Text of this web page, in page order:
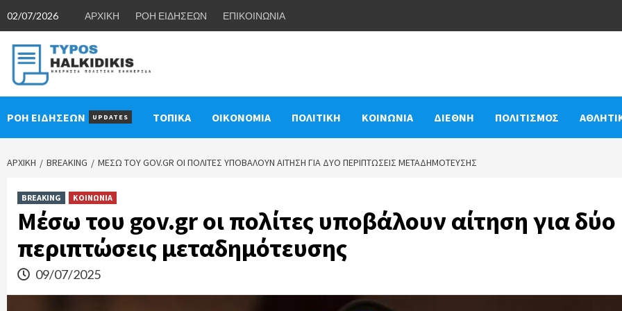
content
02/07/2026 ΑΡΧΙΚΗ ΡΟΗ ΕΙΔΗΣΕΩΝ ΕΠΙΚΟΙΝΩΝΙΑ
ΡΟΗ ΕΙΔΗΣΕΩΝ UPDATES ΤΟΠΙΚΑ ΟΙΚΟΝΟΜΙΑ ΠΟΛΙΤΙΚΗ ΚΟΙΝΩΝΙΑ ΔΙΕΘΝΗ ΠΟΛΙΤΙΣΜΟΣ
ΑΡΧΙΚΉ BREAKING ΜΈΣΩ ΤΟΥ GOV.GR ΟΙ ΠΟΛΊΤΕΣ ΥΠΟΒΆΛΟΥΝ ΑΊΤΗΣΗ ΓΙΑ ΔΎΟ ΠΕΡΙΠΤΏΣΕΙΣ ΜΕΤΑΔΗΜΌΤΕΥΣΗΣ
BREAKING ΚΟΙΝΩΝΙΑ
Μέσω του gov.gr οι πολίτες υποβάλουν αίτηση για δύο
περιπτώσεις μεταδημότευσης
09/07/2025